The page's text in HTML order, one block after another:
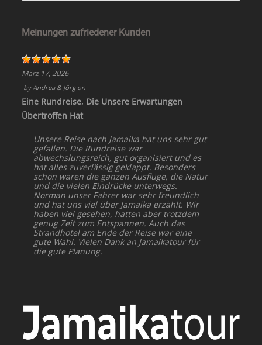
Meinungen zufriedener Kunden
März 17, 2026
byAndrea & Jörgon
Eine Rundreise, Die Unsere Erwartungen
Übertroffen Hat
Unsere Reise nach Jamaika hat uns sehr gut
gefallen. Die Rundreise war
abwechslungsreich, gut organisiert und es
hat alles zuverlässig geklappt. Besonders
schön waren die ganzen Ausflüge, die Natur
und die vielen Eindrücke unterwegs.
Norman unser Fahrer war sehr freundlich
und hat uns viel über Jamaika erzählt. Wir
haben viel gesehen, hatten aber trotzdem
genug Zeit zum Entspannen. Auch das
Strandhotel am Ende der Reise war eine
gute Wahl. Vielen Dank an Jamaikatour für
die gute Planung.